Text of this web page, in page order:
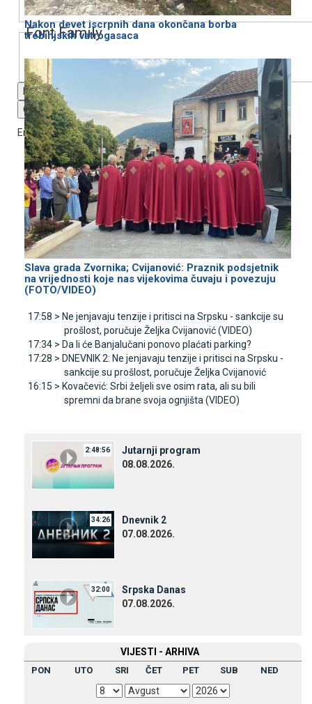
Font Family
Resetrestore all settings to the default values
Done
Close Modal Dialog
End of dialog window.
Nakon devet iscrpnih dana okončana borba
trebinjskih vatrogasaca
Slava grada Zvornika; Cvijanović: Praznik podsjetnik
na vrijednosti koje nas vijekovima čuvaju i povezuju
(FOTO/VIDEO)
17:58 > Ne jenjavaju tenzije i pritisci na Srpsku - sankcije su
prošlost, poručuje Željka Cvijanović (VIDEO)
17:34 > Da li će Banjalučani ponovo plaćati parking?
17:28 > DNEVNIK 2: Ne jenjavaju tenzije i pritisci na Srpsku -
sankcije su prošlost, poručuje Željka Cvijanović
16:15 > Kovačević: Srbi željeli sve osim rata, ali su bili
spremni da brane svoja ognjišta (VIDEO)
2:48:56
Јutarnji program
08.08.2026.
34:26
Dnevnik 2
07.08.2026.
32:00
Srpska Danas
07.08.2026.
VIЈESTI - ARHIVA
PON UTO SRI ČET PET SUB NED